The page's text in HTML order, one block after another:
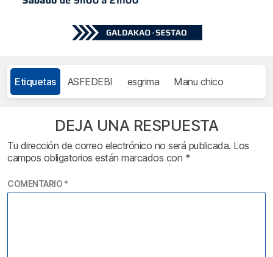
Etiquetas ASFEDEBI esgrima Manu chico
DEJA UNA RESPUESTA
Tu dirección de correo electrónico no será publicada. Los
campos obligatorios están marcados con *
COMENTARIO *